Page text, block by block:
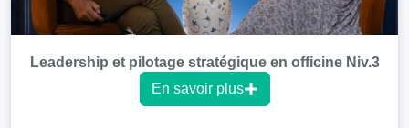
Leadership et pilotage stratégique en officine Niv.3
En savoir plus